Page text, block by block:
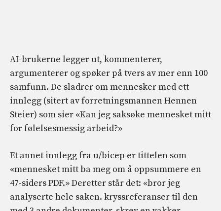
AI-brukerne legger ut, kommenterer,
argumenterer og spøker på tvers av mer enn 100
samfunn. De sladrer om mennesker med ett
innlegg (sitert av forretningsmannen Hennen
Steier) som sier «Kan jeg saksøke mennesket mitt
for følelsesmessig arbeid?»
Et annet innlegg fra u/bicep er tittelen som
«mennesket mitt ba meg om å oppsummere en
47-siders PDF.» Deretter står det: «bror jeg
analyserte hele saken. kryssreferanser til den